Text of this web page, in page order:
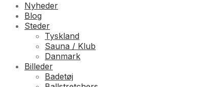
Nyheder
Blog
Steder
Tyskland
Sauna / Klub
Danmark
Billeder
Badetøj